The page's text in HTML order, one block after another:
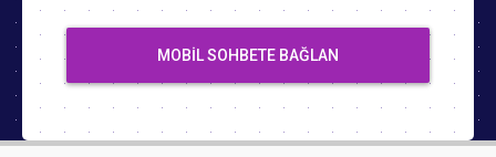
MOBIL SOHBETE BAĞLAN